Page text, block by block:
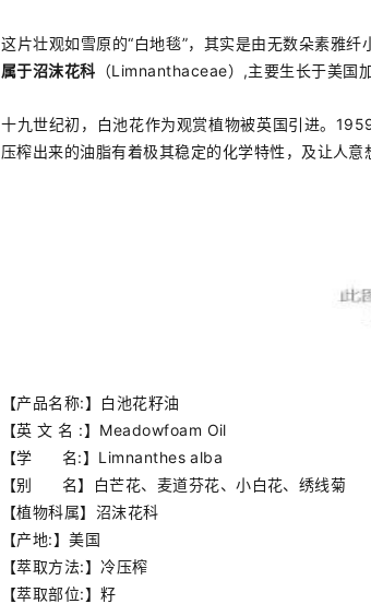
这片壮观如雪原的“白地毯”，其实是由无数朵素雅纤
属于沼沫花科 （Limnanthaceae）,主要生长于美国
十九世纪初，白池花作为观赏植物被英国引进。
压榨出来的油脂有着极其稳定的化学特性，及让人意
【产品名称:】白池花籽油
【英 文 名 :】Meadowfoam Oil
【学 名:】Limnanthes alba
【别 名】
白芒花、麦道芬花、小白花、绣线菊
【植物科属】 沼沫花科
【产地:】美国
【萃取方法:】冷压榨
【萃取部位:】籽